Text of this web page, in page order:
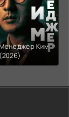
Ким
(2026)